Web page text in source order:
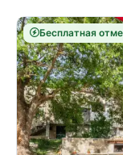
Бесплатная